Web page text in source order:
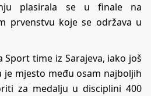
plasirala se u finale na
prvenstvu koje se održava u
Sport time iz Sarajeva, iako još
je mjesto među osam najboljih
za medalju u disciplini 400